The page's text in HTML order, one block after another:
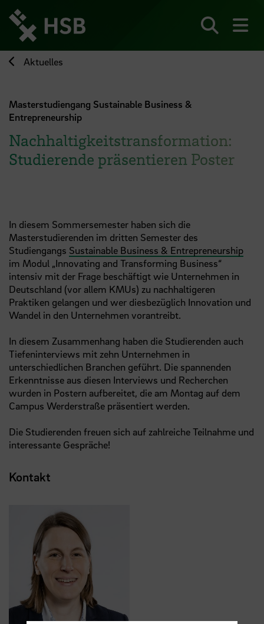
zum
Seiteninhalt
springen
Aktuelles
Masterstudiengang Sustainable Business &
Entrepreneurship
Nachhaltigkeitstransformation:
Studierende präsentieren Poster
In diesem Sommersemester haben sich die
Masterstudierenden im dritten Semester des
Studiengangs Sustainable Business & Entrepreneurship
im Modul „Innovating and Transforming Business“
intensiv mit der Frage beschäftigt wie Unternehmen in
Deutschland (vor allem KMUs) zu nachhaltigeren
Praktiken gelangen und wer diesbezüglich Innovation und
Wandel in den Unternehmen vorantreibt.
In diesem Zusammenhang haben die Studierenden auch
Tiefeninterviews mit zehn Unternehmen in
unterschiedlichen Branchen geführt. Die spannenden
Erkenntnisse aus diesen Interviews und Recherchen
wurden in Postern aufbereitet, die am Montag auf dem
Campus Werderstraße präsentiert werden.
Die Studierenden freuen sich auf zahlreiche Teilnahme und
interessante Gespräche!
Kontakt